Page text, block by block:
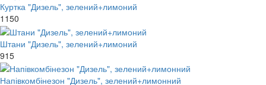
Куртка "Дизель", зелений+лимоний
1150
Штани "Дизель", зелений+лимоний
915
Напівкомбінезон "Дизель", зелений+лимонний